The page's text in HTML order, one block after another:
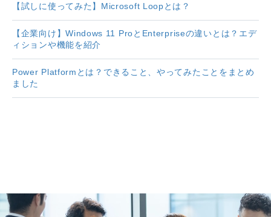
【試しに使ってみた】Microsoft Loopとは？
【企業向け】Windows 11 ProとEnterpriseの違いとは？エデ
ィションや機能を紹介
Power Platformとは？できること、やってみたことをまとめ
ました